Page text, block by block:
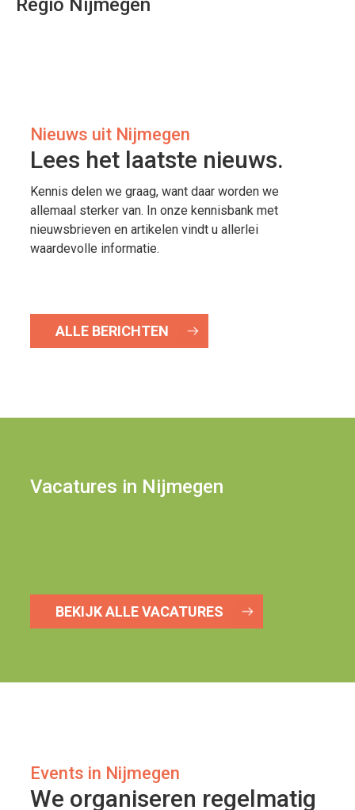
Regio Nijmegen
Nieuws uit Nijmegen
Lees het laatste nieuws.
Kennis delen we graag, want daar worden we
allemaal sterker van. In onze kennisbank met
nieuwsbrieven en artikelen vindt u allerlei
waardevolle informatie.
ALLE BERICHTEN
Vacatures in Nijmegen
BEKIJK ALLE VACATURES
Events in Nijmegen
We organiseren regelmatig